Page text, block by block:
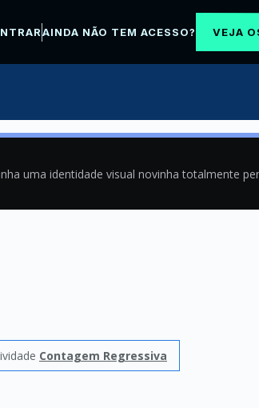
AINDA NÃO TEM ACESSO? VEJA
uma identidade visual novinha totalmente
Contagem Regressiva